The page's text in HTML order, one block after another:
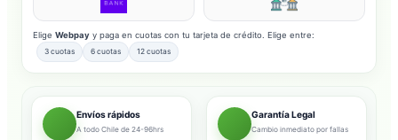
Elige Webpay y paga en cuotas con tu tarjeta de crédito. Elige entre:
3 cuotas 6 cuotas 12 cuotas
Envíos rápidos
A todo Chile de 24-96hrs
Garantía Legal
Cambio inmediato por fallas